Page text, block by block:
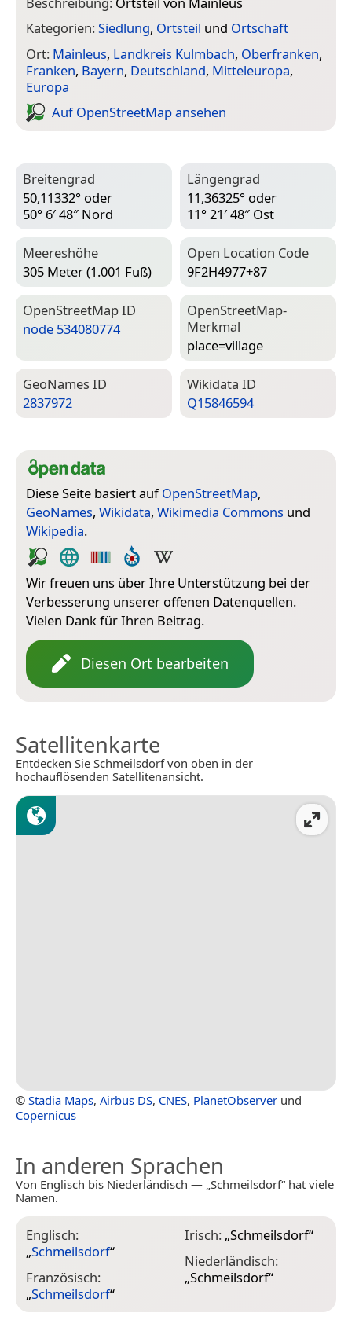
Kategorien:Siedlung, Ortsteil und Ortschaft
Ort: Mainleus, Landkreis Kulmbach, Oberfranken,
Franken, Bayern, Deutschland, Mitteleuropa,
Europa
Auf Open­Street­Map ansehen
Breitengrad
50,11332° oder
50° 6′ 48″ Nord
Längengrad
11,36325° oder
11° 21′ 48″ Ost
Meereshöhe
305 Meter (1.001 Fuß)
Open Location Code
9F2H4977+87
Open­Street­Map ID
node 534080774
Open­Street­Map-
Merkmal
place=­village
Geo­Names ID
2837972
Wiki­data ID
Q15846594
Diese Seite basiert aufOpenStreetMap,
GeoNames, Wikidata, Wikimedia Commons und
Wikipedia.
Wir freuen uns über Ihre Unterstützung bei der
Verbesserung unserer offenen Datenquellen.
Vielen Dank für Ihren Beitrag.
Diesen Ort bearbeiten
Satellitenkarte
Entdecken Sie Schmeilsdorf von oben in der
hochauflösenden Satellitenansicht.
© Stadia Maps, Airbus DS, CNES, PlanetObserver und
Copernicus
In anderen Sprachen
Von Englisch bis Niederländisch — „Schmeilsdorf“ hat viele
Namen.
Englisch:
„Schmeilsdorf“
Französisch:
„Schmeilsdorf“
Irisch: „Schmeilsdorf“
Niederländisch:
„Schmeilsdorf“